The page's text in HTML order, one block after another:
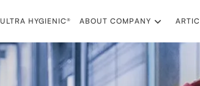
ULTRA HYGIENIC® ABOUT COMPANY